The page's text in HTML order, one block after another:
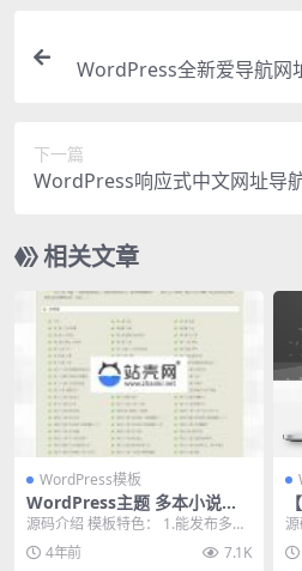
WordPress全新爱导航网
下一篇
WordPress响应式中文网址导
相关文章
WordPress模板
WordPress主题 多本小说阅
读模板_源码下载
源码介绍 模板特色： 1.能发布多本
小说，符合现在主流小说网站的功
能; 2.单本...
4年前 7.1K
今